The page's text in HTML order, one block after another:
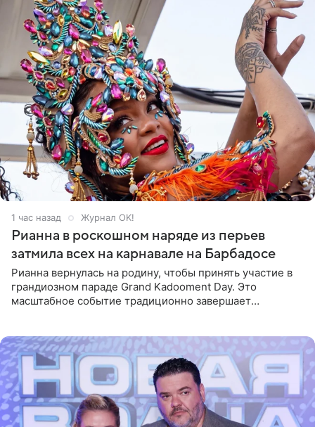
1 час назад Журнал OK!
Рианна в роскошном наряде из перьев
затмила всех на карнавале на Барбадосе
Рианна вернулась на родину, чтобы принять участие в
грандиозном параде Grand Kadooment Day. Это
масштабное событие традиционно завершает